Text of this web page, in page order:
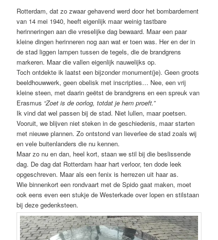
Rotterdam, dat zo zwaar gehavend werd door het bombardement
van 14 mei 1940, heeft eigenlijk maar weinig tastbare
herinneringen aan die vreselijke dag bewaard. Maar een paar
kleine dingen herinneren nog aan wat er toen was. Her en der in
de stad liggen lampen tussen de tegels, die de brandgrens
markeren. Maar die vallen eigenlijk nauwelijks op.
Toch ontdekte ik laatst een bijzonder monument(je). Geen groots
beeldhouwwerk, geen obelisk met inscripties… Nee, een vrij
kleine steen, met daarin geëtst de brandgrens en een spreuk van
Erasmus “Zoet is de oorlog, totdat je hem proeft.”
Ik vind dat wel passen bij de stad. Niet lullen, maar poetsen.
Vooruit, we blijven niet steken in de geschiedenis, maar starten
met nieuwe plannen. Zo ontstond van lieverlee de stad zoals wij
en vele buitenlanders die nu kennen.
Maar zo nu en dan, heel kort, staan we stil bij die beslissende
dag. De dag dat Rotterdam haar hart verloor, ten dode leek
opgeschreven. Maar als een fenix is herrezen uit haar as.
Wie binnenkort een rondvaart met de Spido gaat maken, moet
ook eens even een stukje de Westerkade over lopen en stilstaan
bij deze gedenksteen.